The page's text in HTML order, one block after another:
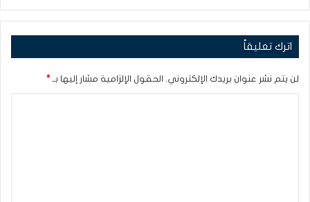
اترك تعليقاً
لن يتم نشر عنوان بريدك الإلكتروني. الحقول الإلزامية مشار إليها بـ *